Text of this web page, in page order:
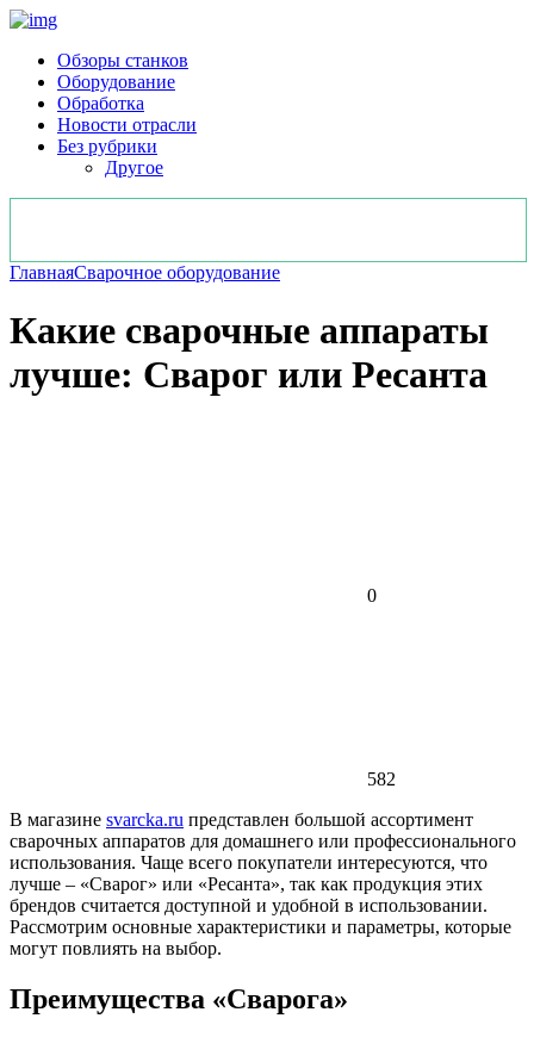
Обзоры станков
Оборудование
Обработка
Новости отрасли
Без рубрики
Другое
ГлавнаяСварочное оборудование
Какие сварочные аппараты
лучше: Сварог или Ресанта
0
582
В магазине svarcka.ru представлен большой ассортимент
сварочных аппаратов для домашнего или профессионального
использования. Чаще всего покупатели интересуются, что
лучше – «Сварог» или «Ресанта», так как продукция этих
брендов считается доступной и удобной в использовании.
Рассмотрим основные характеристики и параметры, которые
могут повлиять на выбор.
Преимущества «Сварога»